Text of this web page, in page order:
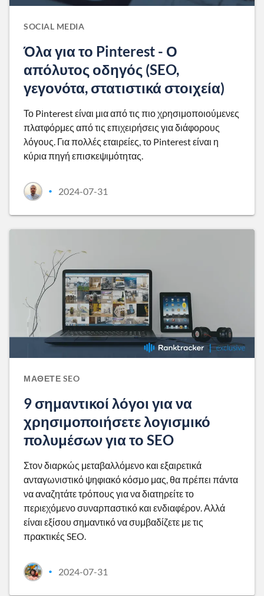
SOCIAL MEDIA
Όλα για το Pinterest - Ο
απόλυτος οδηγός (SEO,
γεγονότα, στατιστικά στοιχεία)
Το Pinterest είναι μια από τις πιο χρησιμοποιούμενες
πλατφόρμες από τις επιχειρήσεις για διάφορους
λόγους. Για πολλές εταιρείες, το Pinterest είναι η
κύρια πηγή επισκεψιμότητας.
• 2024-07-31
ΜΆΘΕΤΕ SEO
9 σημαντικοί λόγοι για να
χρησιμοποιήσετε λογισμικό
πολυμέσων για το SEO
Στον διαρκώς μεταβαλλόμενο και εξαιρετικά
ανταγωνιστικό ψηφιακό κόσμο μας, θα πρέπει πάντα
να αναζητάτε τρόπους για να διατηρείτε το
περιεχόμενο συναρπαστικό και ενδιαφέρον. Αλλά
είναι εξίσου σημαντικό να συμβαδίζετε με τις
πρακτικές SEO.
• 2024-07-31